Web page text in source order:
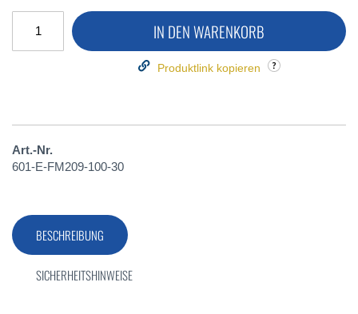
IN DEN WARENKORB
Produktlink kopieren
Art.-Nr.
601-E-FM209-100-30
BESCHREIBUNG
SICHERHEITSHINWEISE